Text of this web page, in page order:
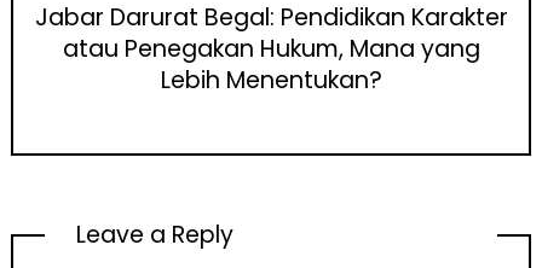
Jabar Darurat Begal: Pendidikan Karakter
atau Penegakan Hukum, Mana yang
Lebih Menentukan?
Leave a Reply